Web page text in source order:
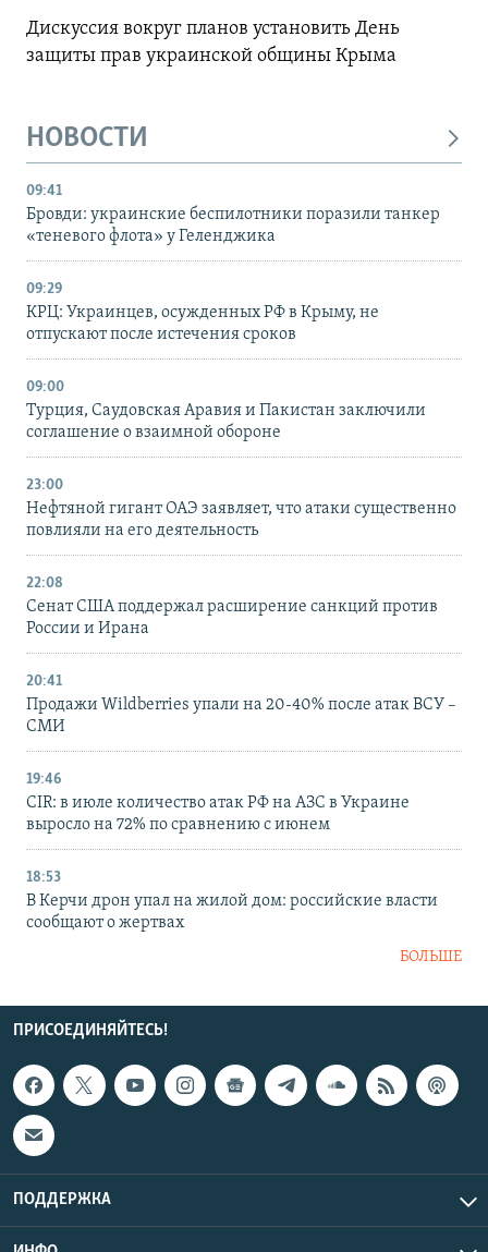
Дискуссия вокруг планов установить День
защиты прав украинской общины Крыма
НОВОСТИ
09:41
Бровди: украинские беспилотники поразили танкер
«теневого флота» у Геленджика
09:29
КРЦ: Украинцев, осужденных РФ в Крыму, не
отпускают после истечения сроков
09:00
Турция, Саудовская Аравия и Пакистан заключили
соглашение о взаимной обороне
23:00
Нефтяной гигант ОАЭ заявляет, что атаки существенно
повлияли на его деятельность
22:08
Сенат США поддержал расширение санкций против
России и Ирана
20:41
Продажи Wildberries упали на 20-40% после атак ВСУ –
СМИ
19:46
CIR: в июле количество атак РФ на АЗС в Украине
выросло на 72% по сравнению с июнем
18:53
В Керчи дрон упал на жилой дом: российские власти
сообщают о жертвах
БОЛЬШЕ
ПРИСОЕДИНЯЙТЕСЬ!
ПОДДЕРЖКА